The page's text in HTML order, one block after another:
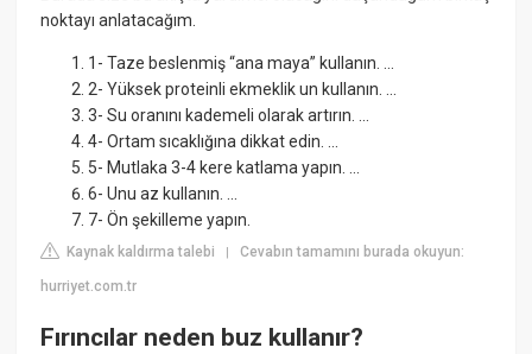
noktayı anlatacağım.
1- Taze beslenmiş “ana maya” kullanın. ...
2- Yüksek proteinli ekmeklik un kullanın. ...
3- Su oranını kademeli olarak artırın. ...
4- Ortam sıcaklığına dikkat edin. ...
5- Mutlaka 3-4 kere katlama yapın. ...
6- Unu az kullanın. ...
7- Ön şekilleme yapın.
Kaynak kaldırma talebi |Cevabın tamamını burada okuyun:
hurriyet.com.tr
Fırıncılar neden buz kullanır?